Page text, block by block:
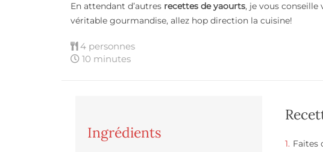
En attendant d’autres recettes de yaourts, je vous conseille
véritable gourmandise, allez hop direction la cuisine!
4 personnes
10 minutes
Ingrédients
Faites